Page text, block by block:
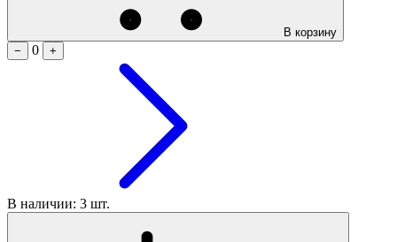
В корзину
−
0 +
В наличии: 3 шт.